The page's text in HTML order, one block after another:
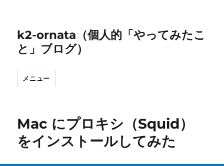
k2-ornata（個人的「やってみたこ
と」ブログ）
メニュー
Mac にプロキシ（Squid）
をインストールしてみた